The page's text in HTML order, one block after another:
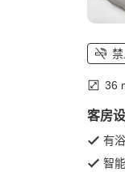
36
客房
有
智